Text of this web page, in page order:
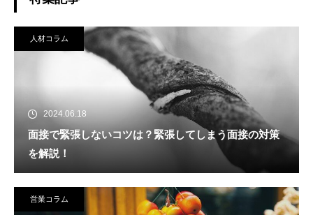
人材コラム
2024.06.18
面接で緊張しないコツは？緊張してしまう面接の対策
を解説！
営業コラム